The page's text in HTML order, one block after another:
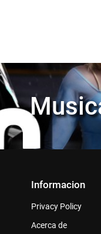
Informacion
Privacy Policy
Acerca de